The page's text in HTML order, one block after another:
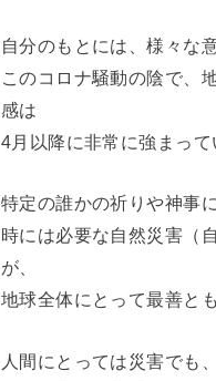
自分のもとには、様々な
このコロナ騒動の陰で、
感は
4月以降に非常に強まって
特定の誰かの祈りや神事
時には必要な自然災害（
が、
地球全体にとって最善と
人間にとっては災害でも